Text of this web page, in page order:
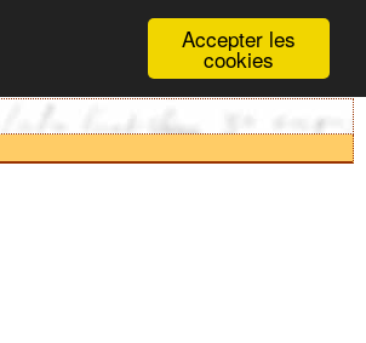
Accepter les
cookies